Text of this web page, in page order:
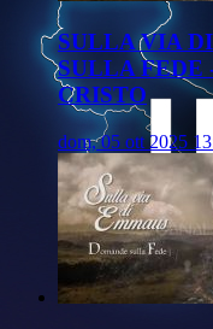
SULLA VIA
SULLA FEDE
CRISTO
dom, 05 ott 2025